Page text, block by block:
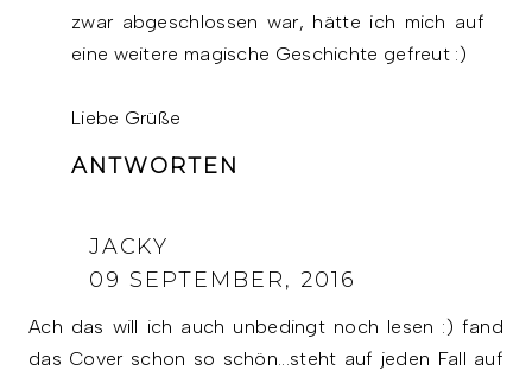
zwar abgeschlossen war, hätte ich mich auf
eine weitere magische Geschichte gefreut :)
Liebe Grüße
ANTWORTEN
JACKY
09 SEPTEMBER, 2016
Ach das will ich auch unbedingt noch lesen :) fand
das Cover schon so schön...steht auf jeden Fall auf